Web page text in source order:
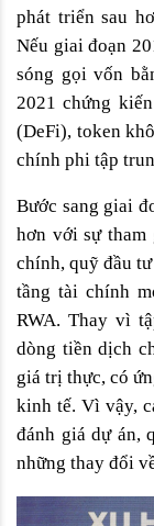
phát triển sau
Nếu giai đoạn
sóng gọi vốn
2021 chứng
(DeFi), token
chính phi tập
Bước sang giai
hơn với sự tham
chính, quỹ đầu
tầng tài chính
RWA. Thay vì
dòng tiền dịch
giá trị thực, có
kinh tế. Vì vậy,
đánh giá dự án,
những thay đổi